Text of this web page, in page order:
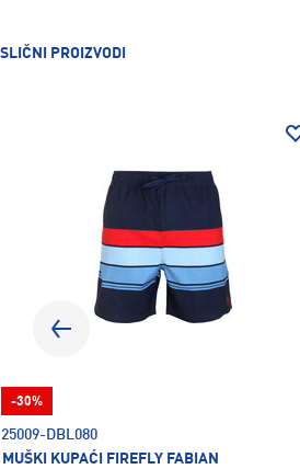
SLIČNI PROIZVODI
25009-DBL080
MUŠKI KUPAĆI FIREFLY FABIAN
-30%